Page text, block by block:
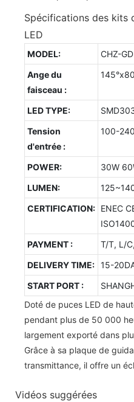
Spécifications des kits
LED
MODEL:
CHZ-
Ange du
faisceau :
LED TYPE:
Tension
d'entrée :
100-
POWER:
30W
LUMEN:
CERTIFICATION: ENEC
PAYMENT :
T/T, L/
DELIVERY TIME: 15-
START PORT :
Doté de puces LED de
pendant plus de 50 000
largement exporté dans
Grâce à sa plaque de
transmittance, il offre un
Vidéos suggérées